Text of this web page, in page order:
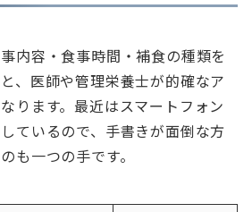
内容・食事時間・補食の種類を
、医師や管理栄養士が的確なア
ります。最近はスマートフォン
ているので、手書きが面倒な方
も一つの手です。